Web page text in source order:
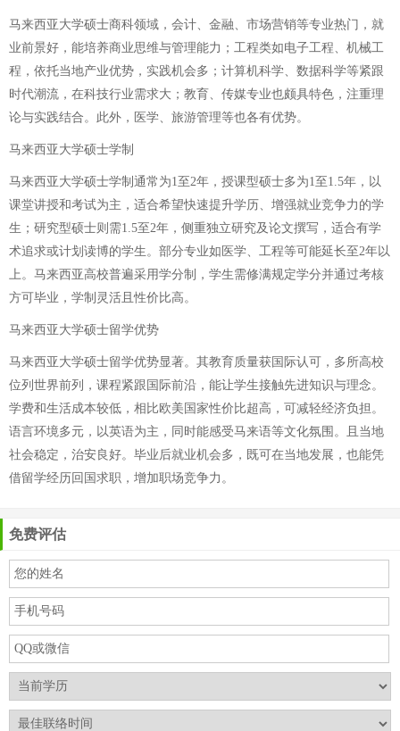
马来西亚大学硕士商科领域，会计、金融、市场营销等专业热门，就
业前景好，能培养商业思维与管理能力；工程类如电子工程、机械工
程，依托当地产业优势，实践机会多；计算机科学、数据科学等紧跟
时代潮流，在科技行业需求大；教育、传媒专业也颇具特色，注重理
论与实践结合。此外，医学、旅游管理等也各有优势。
马来西亚大学硕士学制
马来西亚大学硕士学制通常为1至2年，授课型硕士多为1至1.5年，以
课堂讲授和考试为主，适合希望快速提升学历、增强就业竞争力的学
生；研究型硕士则需1.5至2年，侧重独立研究及论文撰写，适合有学
术追求或计划读博的学生。部分专业如医学、工程等可能延长至2年以
上。马来西亚高校普遍采用学分制，学生需修满规定学分并通过考核
方可毕业，学制灵活且性价比高。
马来西亚大学硕士留学优势
马来西亚大学硕士留学优势显著。其教育质量获国际认可，多所高校
位列世界前列，课程紧跟国际前沿，能让学生接触先进知识与理念。
学费和生活成本较低，相比欧美国家性价比超高，可减轻经济负担。
语言环境多元，以英语为主，同时能感受马来语等文化氛围。且当地
社会稳定，治安良好。毕业后就业机会多，既可在当地发展，也能凭
借留学经历回国求职，增加职场竞争力。
免费评估